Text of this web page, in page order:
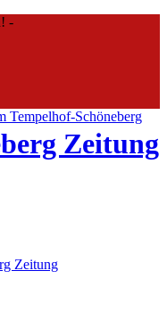
-
Zeitung